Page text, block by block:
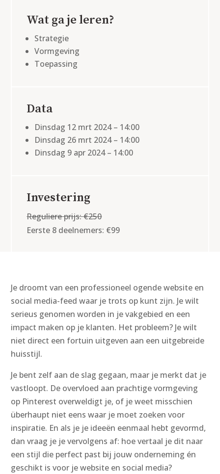
Wat ga je leren?
Strategie
Vormgeving
Toepassing
Data
Dinsdag 12 mrt 2024 – 14:00
Dinsdag 26 mrt 2024 – 14:00
Dinsdag 9 apr 2024 – 14:00
Investering
Reguliere prijs: €250
Eerste 8 deelnemers: €99
Je droomt van een professioneel ogende website en
social media-feed waar je trots op kunt zijn. Je wilt
serieus genomen worden in je vakgebied en een
impact maken op je klanten. Het probleem? Je wilt
niet direct een fortuin uitgeven aan een uitgebreide
huisstijl.
Je bent zelf aan de slag gegaan, maar je merkt dat je
vastloopt. De overvloed aan prachtige vormgeving
op Pinterest overweldigt je, of je weet misschien
überhaupt niet eens waar je moet zoeken voor
inspiratie. En als je je ideeën eenmaal hebt gevormd,
dan vraag je je vervolgens af: hoe vertaal je dit naar
een stijl die perfect past bij jouw onderneming én
geschikt is voor je website en social media?